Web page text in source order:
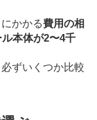
かかる費用の相
ル本体が2〜4千
ずいくつか比較